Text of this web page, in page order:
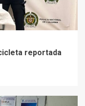
reportada